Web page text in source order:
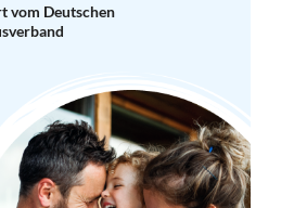
vom Deutschen